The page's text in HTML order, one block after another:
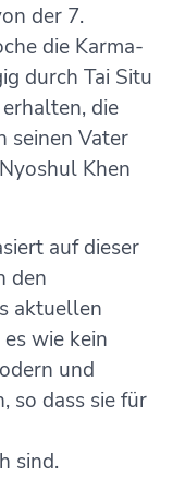
der 7.
die Karma-
durch Tai Situ
die
seinen Vater
Khen
auf dieser
den
aktuellen
wie kein
und
so dass sie für
sind.